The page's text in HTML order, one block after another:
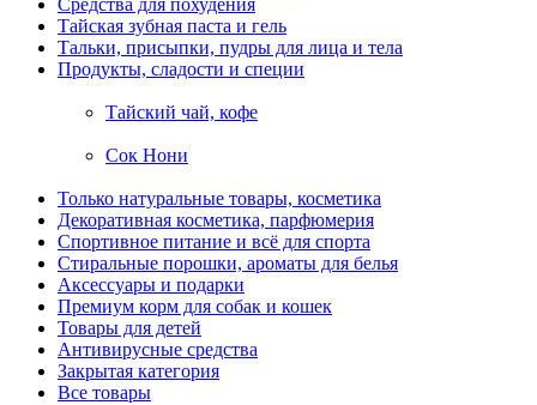
Средства для похудения
Тайская зубная паста и гель
Тальки, присыпки, пудры для лица и тела
Продукты, сладости и специи
Тайский чай, кофе
Сок Нони
Только натуральные товары, косметика
Декоративная косметика, парфюмерия
Спортивное питание и всё для спорта
Стиральные порошки, ароматы для белья
Аксессуары и подарки
Премиум корм для собак и кошек
Товары для детей
Антивирусные средства
Закрытая категория
Все товары